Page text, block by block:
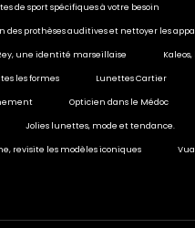
de sport spécifiques à votre besoin
des prothèses auditives et nettoyer les
une identité marseillaise
les formes Lunettes Cartier
Opticien dans le Médoc
Jolies lunettes, mode et tendance.
revisite les modèles iconiques